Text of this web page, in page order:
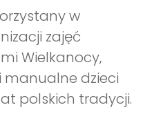
w
zajęć
Wielkanocy,
manualne dzieci
polskich tradycji.